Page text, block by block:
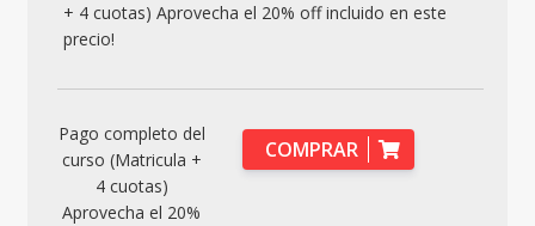
+ 4 cuotas) Aprovecha el 20% off incluido en este
precio!
Pago completo del
curso (Matricula +
4 cuotas)
Aprovecha el 20%
COMPRAR